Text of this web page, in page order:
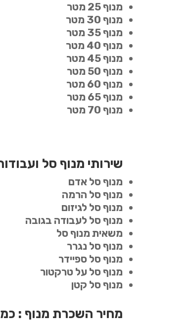
מנוף 25 מטר
מנוף 30 מטר
מנוף 35 מטר
מנוף 40 מטר
מנוף 45 מטר
מנוף 50 מטר
מנוף 60 מטר
מנוף 65 מטר
מנוף 70 מטר
שירותי מנוף סל
מנוף סל אדם
מנוף סל הרמה
מנוף סל לגיזום
מנוף סל לעבודה בגובה
משאית מנוף סל
מנוף סל נגרר
מנוף סל ספיידר
מנוף סל על טרקטור
מנוף סל קטן
מחיר השכרת מנוף :